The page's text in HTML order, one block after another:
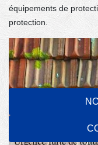
équipements de
protection.